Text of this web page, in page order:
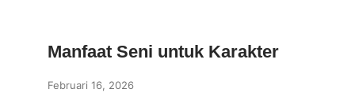
Manfaat Seni untuk Karakter
Februari 16, 2026